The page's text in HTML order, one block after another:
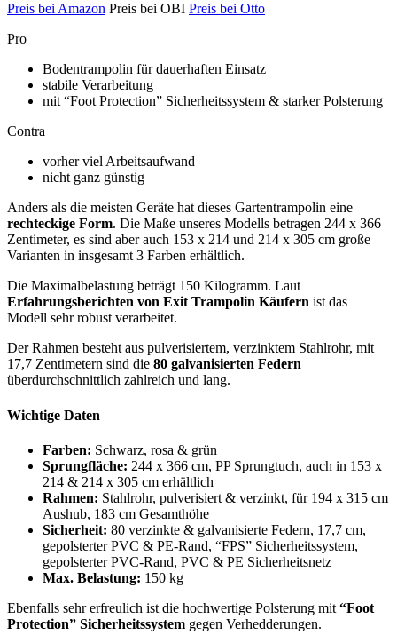
Preis bei Amazon Preis bei OBI Preis bei Otto
Pro
Bodentrampolin für dauerhaften Einsatz
stabile Verarbeitung
mit “Foot Protection” Sicherheitssystem & starker Polsterung
Contra
vorher viel Arbeitsaufwand
nicht ganz günstig
Anders als die meisten Geräte hat dieses Gartentrampolin eine
rechteckige Form. Die Maße unseres Modells betragen 244 x 366
Zentimeter, es sind aber auch 153 x 214 und 214 x 305 cm große
Varianten in insgesamt 3 Farben erhältlich.
Die Maximalbelastung beträgt 150 Kilogramm. Laut
Erfahrungsberichten von Exit Trampolin Käufern ist das
Modell sehr robust verarbeitet.
Der Rahmen besteht aus pulverisiertem, verzinktem Stahlrohr, mit
17,7 Zentimetern sind die 80 galvanisierten Federn
überdurchschnittlich zahlreich und lang.
Wichtige Daten
Farben: Schwarz, rosa & grün
Sprungfläche: 244 x 366 cm, PP Sprungtuch, auch in 153 x
214 & 214 x 305 cm erhältlich
Rahmen: Stahlrohr, pulverisiert & verzinkt, für 194 x 315 cm
Aushub, 183 cm Gesamthöhe
Sicherheit: 80 verzinkte & galvanisierte Federn, 17,7 cm,
gepolsterter PVC & PE-Rand, “FPS” Sicherheitssystem,
gepolsterter PVC-Rand, PVC & PE Sicherheitsnetz
Max. Belastung: 150 kg
Ebenfalls sehr erfreulich ist die hochwertige Polsterung mit “Foot
Protection” Sicherheitssystem gegen Verhedderungen.